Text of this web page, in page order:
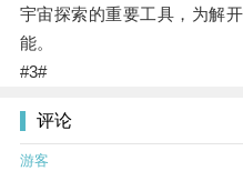
宇宙探索的重要工具，为解
能。
#3#
评论
游客